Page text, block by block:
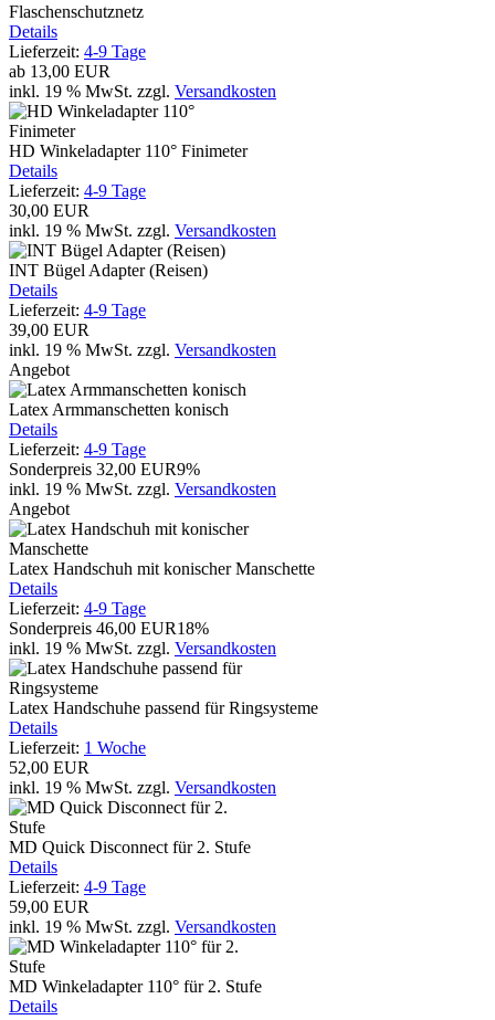
Flaschenschutznetz
Details
Lieferzeit: 4-9 Tage
ab 13,00 EUR
inkl. 19 % MwSt. zzgl. Versandkosten
HD Winkeladapter 110° Finimeter
Details
Lieferzeit: 4-9 Tage
30,00 EUR
inkl. 19 % MwSt. zzgl. Versandkosten
INT Bügel Adapter (Reisen)
Details
Lieferzeit: 4-9 Tage
39,00 EUR
inkl. 19 % MwSt. zzgl. Versandkosten
Angebot
Latex Armmanschetten konisch
Details
Lieferzeit: 4-9 Tage
Sonderpreis 32,00 EUR9%
inkl. 19 % MwSt. zzgl. Versandkosten
Angebot
Latex Handschuh mit konischer Manschette
Details
Lieferzeit: 4-9 Tage
Sonderpreis 46,00 EUR18%
inkl. 19 % MwSt. zzgl. Versandkosten
Latex Handschuhe passend für Ringsysteme
Details
Lieferzeit: 1 Woche
52,00 EUR
inkl. 19 % MwSt. zzgl. Versandkosten
MD Quick Disconnect für 2. Stufe
Details
Lieferzeit: 4-9 Tage
59,00 EUR
inkl. 19 % MwSt. zzgl. Versandkosten
MD Winkeladapter 110° für 2. Stufe
Details